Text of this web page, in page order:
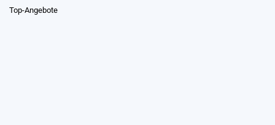
Top-Angebote